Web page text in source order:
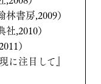
書房,2009）
,2010）
）
に注目して』